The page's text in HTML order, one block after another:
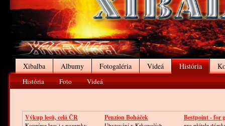
Xibalba Albumy Fotogaléria Videá História
História Foto Videá
Výkup lesů, celá ČR Penzion Boháček Bestpoint - for